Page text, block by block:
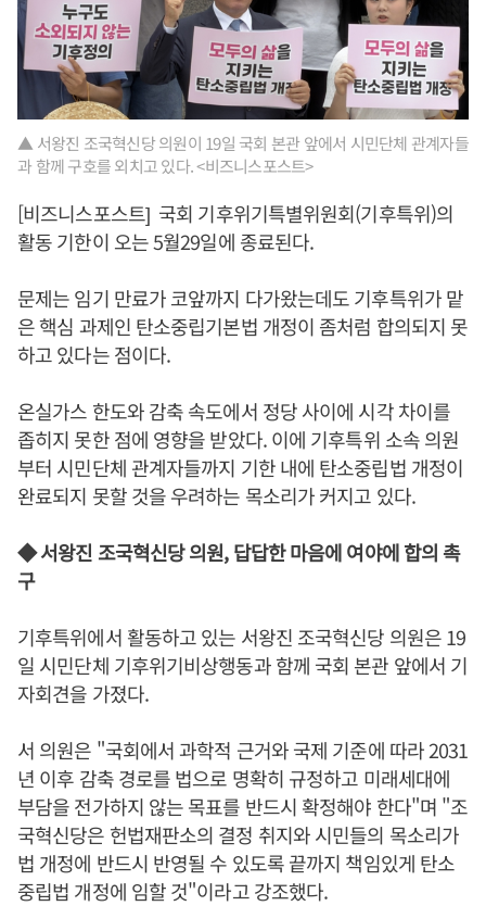
▲ 서왕진 조국혁신당 의원이 19일 국회 본관 앞에서 시민단체 관계자들
과 함께 구호를 외치고 있다. <비즈니스포스트>
[비즈니스포스트] 국회 기후위기특별위원회(기후특위)의
활동 기한이 오는 5월29일에 종료된다.
문제는 임기 만료가 코앞까지 다가왔는데도 기후특위가 맡
은 핵심 과제인 탄소중립기본법 개정이 좀처럼 합의되지 못
하고 있다는 점이다.
온실가스 한도와 감축 속도에서 정당 사이에 시각 차이를
좁히지 못한 점에 영향을 받았다. 이에 기후특위 소속 의원
부터 시민단체 관계자들까지 기한 내에 탄소중립법 개정이
완료되지 못할 것을 우려하는 목소리가 커지고 있다.
◆ 서왕진 조국혁신당 의원, 답답한 마음에 여야에 합의 촉
구
기후특위에서 활동하고 있는 서왕진 조국혁신당 의원은 19
일 시민단체 기후위기비상행동과 함께 국회 본관 앞에서 기
자회견을 가졌다.
서 의원은 "국회에서 과학적 근거와 국제 기준에 따라 2031
년 이후 감축 경로를 법으로 명확히 규정하고 미래세대에
부담을 전가하지 않는 목표를 반드시 확정해야 한다"며 "조
국혁신당은 헌법재판소의 결정 취지와 시민들의 목소리가
법 개정에 반드시 반영될 수 있도록 끝까지 책임있게 탄소
중립법 개정에 임할 것"이라고 강조했다.